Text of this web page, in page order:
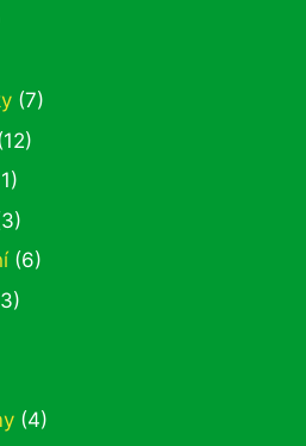
(7)
(6)
(4)